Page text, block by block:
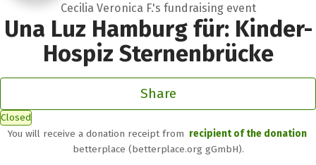
Cecilia Veronica F.'s fundraising event
Una Luz Hamburg für: Kinder-
Hospiz Sternenbrücke
Share
Closed
You will receive a donation receipt from recipient of the donation
betterplace (betterplace.org gGmbH).